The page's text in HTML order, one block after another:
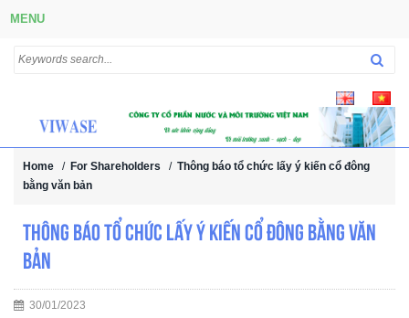
MENU
Home / For Shareholders / Thông báo tổ chức lấy ý kiến cổ đông
bằng văn bản
Thông báo tổ chức lấy ý kiến cổ đông bằng văn
bản
30/01/2023